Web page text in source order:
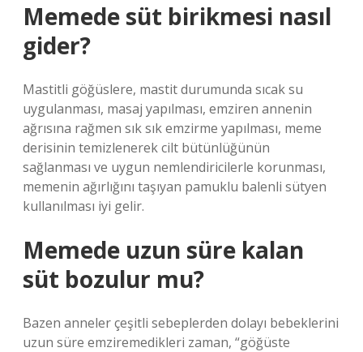
Memede süt birikmesi nasıl
gider?
Mastitli göğüslere, mastit durumunda sıcak su
uygulanması, masaj yapılması, emziren annenin
ağrısına rağmen sık sık emzirme yapılması, meme
derisinin temizlenerek cilt bütünlüğünün
sağlanması ve uygun nemlendiricilerle korunması,
memenin ağırlığını taşıyan pamuklu balenli sütyen
kullanılması iyi gelir.
Memede uzun süre kalan
süt bozulur mu?
Bazen anneler çeşitli sebeplerden dolayı bebeklerini
uzun süre emziremedikleri zaman, “göğüste